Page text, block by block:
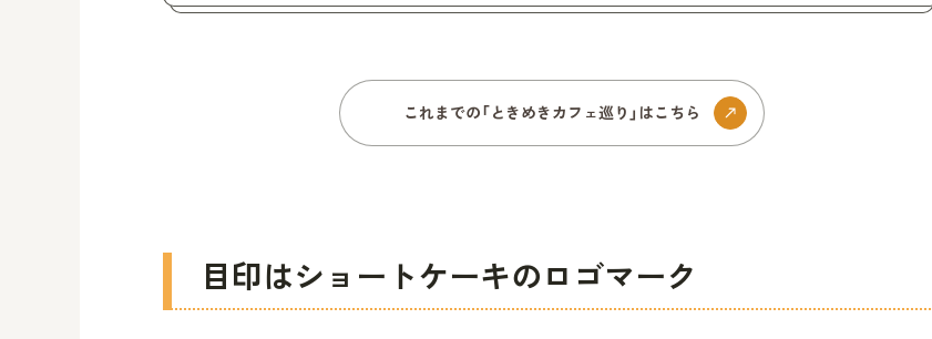
これまでの「ときめきカフェ巡り」はこちら
目印はショートケーキのロゴマーク